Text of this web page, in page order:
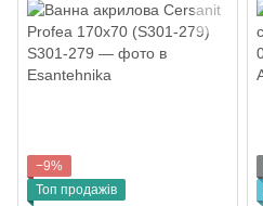
−9%
Топ продажів